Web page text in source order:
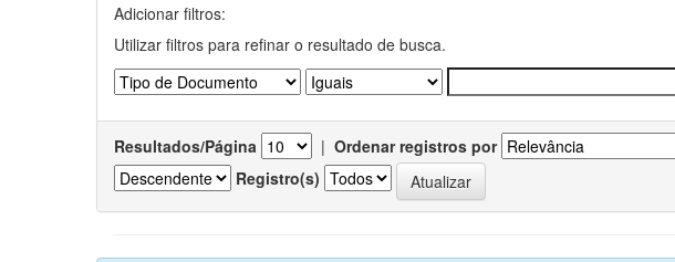
Adicionar filtros:
Utilizar filtros para refinar o resultado de busca.
Resultados/Página | Ordenar registros por
Registro(s)